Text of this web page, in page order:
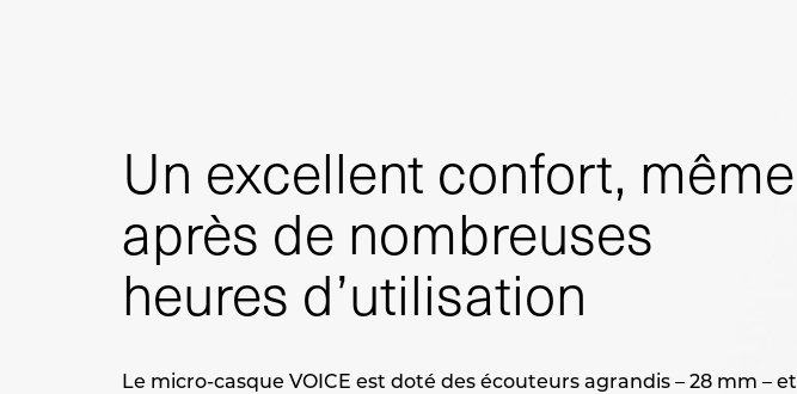
Un excellent confort, même
après de nombreuses
heures d’utilisation
Le micro-casque VOICE est doté des écouteurs agrandis – 28 mm – et